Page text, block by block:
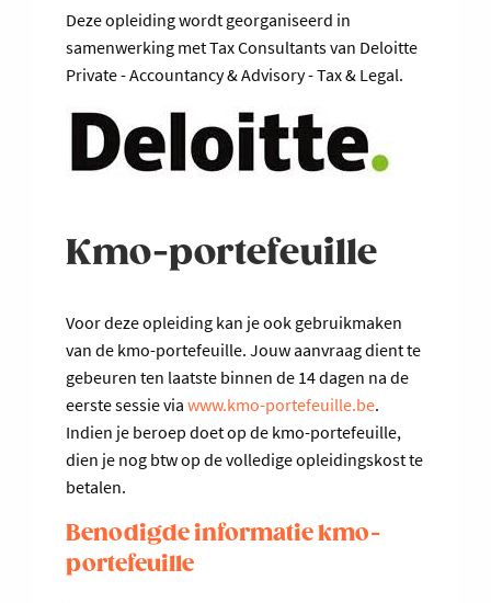
Deze opleiding wordt georganiseerd in
samenwerking met Tax Consultants van Deloitte
Private - Accountancy & Advisory - Tax & Legal.
Kmo-portefeuille
Voor deze opleiding kan je ook gebruikmaken
van de kmo-portefeuille. Jouw aanvraag dient te
gebeuren ten laatste binnen de 14 dagen na de
eerste sessie via www.kmo-portefeuille.be.
Indien je beroep doet op de kmo-portefeuille,
dien je nog btw op de volledige opleidingskost te
betalen.
Benodigde informatie kmo-
portefeuille